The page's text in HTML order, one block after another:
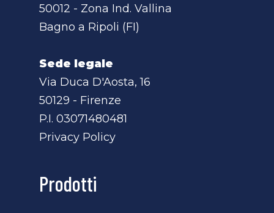
50012 - Zona Ind. Vallina
Bagno a Ripoli (FI)
Sede legale
Via Duca D'Aosta, 16
50129 - Firenze
P.I. 03071480481
Privacy Policy
Prodotti